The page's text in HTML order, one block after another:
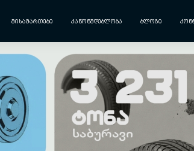
ᲛᲘᲡᲐᲛᲐᲠᲗᲔᲑᲘ ᲙᲐᲜᲝᲜᲛᲓᲔᲑᲚᲝᲑᲐ ᲑᲚᲝᲒᲘ